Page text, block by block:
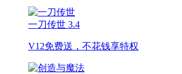
一刀传世 3.4
V12免费送，不花钱享特权